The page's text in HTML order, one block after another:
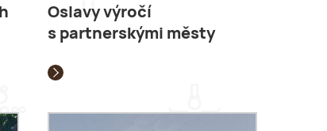
Oslavy výročí
s partnerskými městy